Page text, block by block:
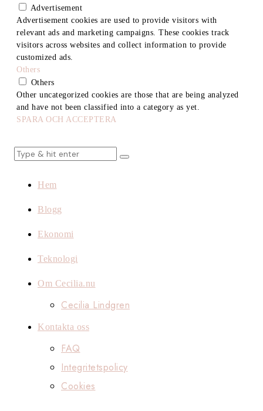
Advertisement
Advertisement cookies are used to provide visitors with
relevant ads and marketing campaigns. These cookies track
visitors across websites and collect information to provide
customized ads.
Others
Others
Other uncategorized cookies are those that are being analyzed
and have not been classified into a category as yet.
SPARA OCH ACCEPTERA
Hem
Blogg
Ekonomi
Teknologi
Om Cecilia.nu
Cecilia Lindgren
Kontakta oss
FAQ
Integritetspolicy
Cookies